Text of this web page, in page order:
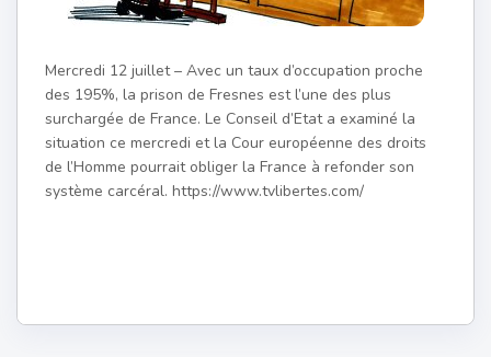
Mercredi 12 juillet – Avec un taux d’occupation proche
des 195%, la prison de Fresnes est l’une des plus
surchargée de France. Le Conseil d’Etat a examiné la
situation ce mercredi et la Cour européenne des droits
de l’Homme pourrait obliger la France à refonder son
système carcéral. https://www.tvlibertes.com/